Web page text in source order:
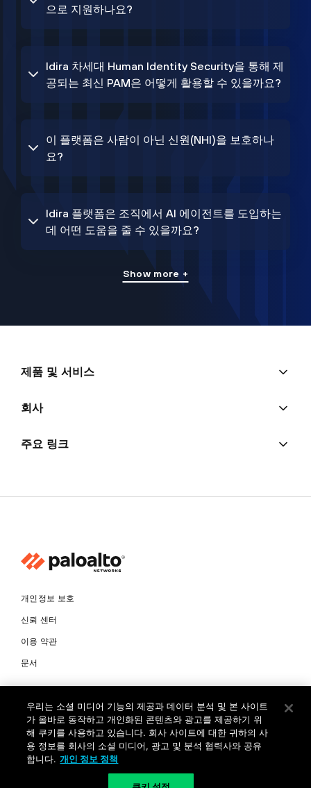
으로 지원하나요?
Idira 차세대 Human Identity Security을 통해 제
공되는 최신 PAM은 어떻게 활용할 수 있을까요?
이 플랫폼은 사람이 아닌 신원(NHI)을 보호하나
요?
Idira 플랫폼은 조직에서 AI 에이전트를 도입하는
데 어떤 도움을 줄 수 있을까요?
Show more +
제품 및 서비스
회사
주요 링크
개인정보 보호
신뢰 센터
이용 약관
문서
Networks Korea, Ltd. All rights reserved. 여러 가지 상표에 대한
소유권은 각 소유자에게 있습니다. 사업자 등록번호: 120-87-72963.
대표자 : 제프리찰스트루 서울특별시 서초구 서초대로74길 4, 1층 (삼성
생명 서초타워) TEL: +82-2-568-4353
우리는 소셜 미디어 기능의 제공과 데이터 분석 및 본 사이트
가 올바로 동작하고 개인화된 콘텐츠와 광고를 제공하기 위
해 쿠키를 사용하고 있습니다. 회사 사이트에 대한 귀하의 사
용 정보를 회사의 소셜 미디어, 광고 및 분석 협력사와 공유
합니다. 개인 정보 정책